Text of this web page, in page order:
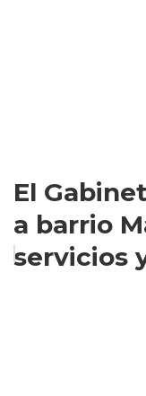
El
a barrio
servicios